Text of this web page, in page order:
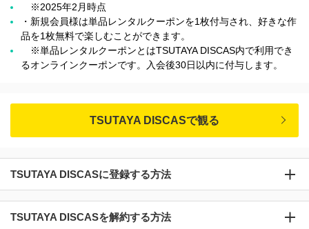
※2025年2月時点
・新規会員様は単品レンタルクーポンを1枚付与され、好きな作
品を1枚無料で楽しむことができます。
※単品レンタルクーポンとはTSUTAYA DISCAS内で利用でき
るオンラインクーポンです。入会後30日以内に付与します。
TSUTAYA DISCASで観る
TSUTAYA DISCASに登録する方法
TSUTAYA DISCASを解約する方法